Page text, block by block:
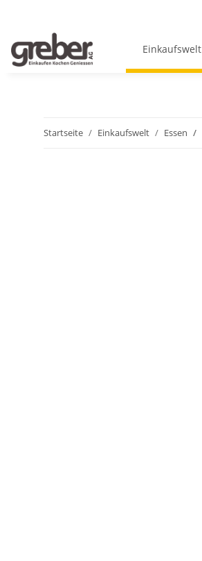
Einkaufswelt
Startseite Einkaufswelt Essen